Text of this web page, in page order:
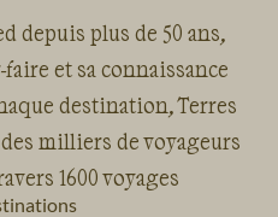
depuis plus de 50 ans,
et sa connaissance
destination, Terres
milliers de voyageurs
1600 voyages